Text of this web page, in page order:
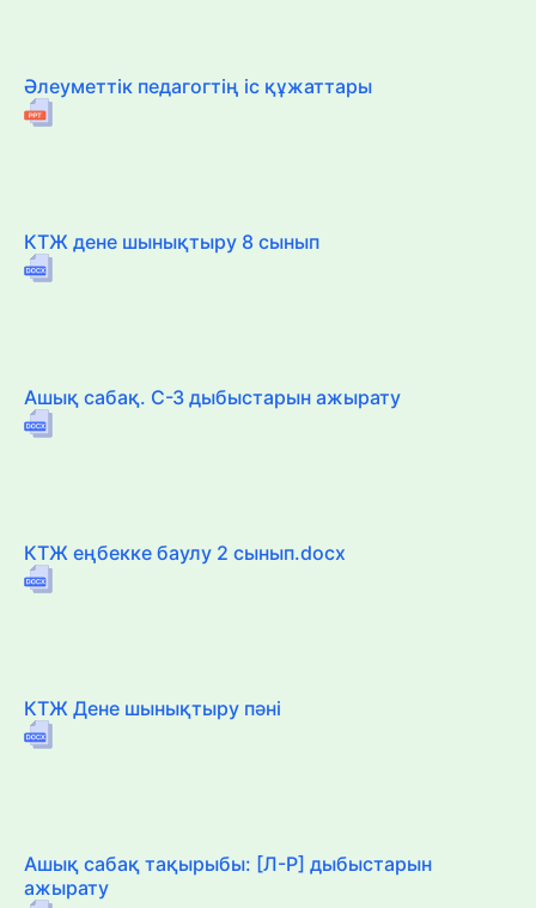
Әлеуметтік педагогтің іс құжаттары
КТЖ дене шынықтыру 8 сынып
Ашық сабақ. С-З дыбыстарын ажырату
КТЖ еңбекке баулу 2 сынып.docx
КТЖ Дене шынықтыру пәні
Ашық сабақ тақырыбы: [Л-Р] дыбыстарын
ажырату